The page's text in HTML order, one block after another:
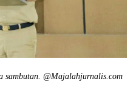
sambutan. @Majalahjurnalis.com